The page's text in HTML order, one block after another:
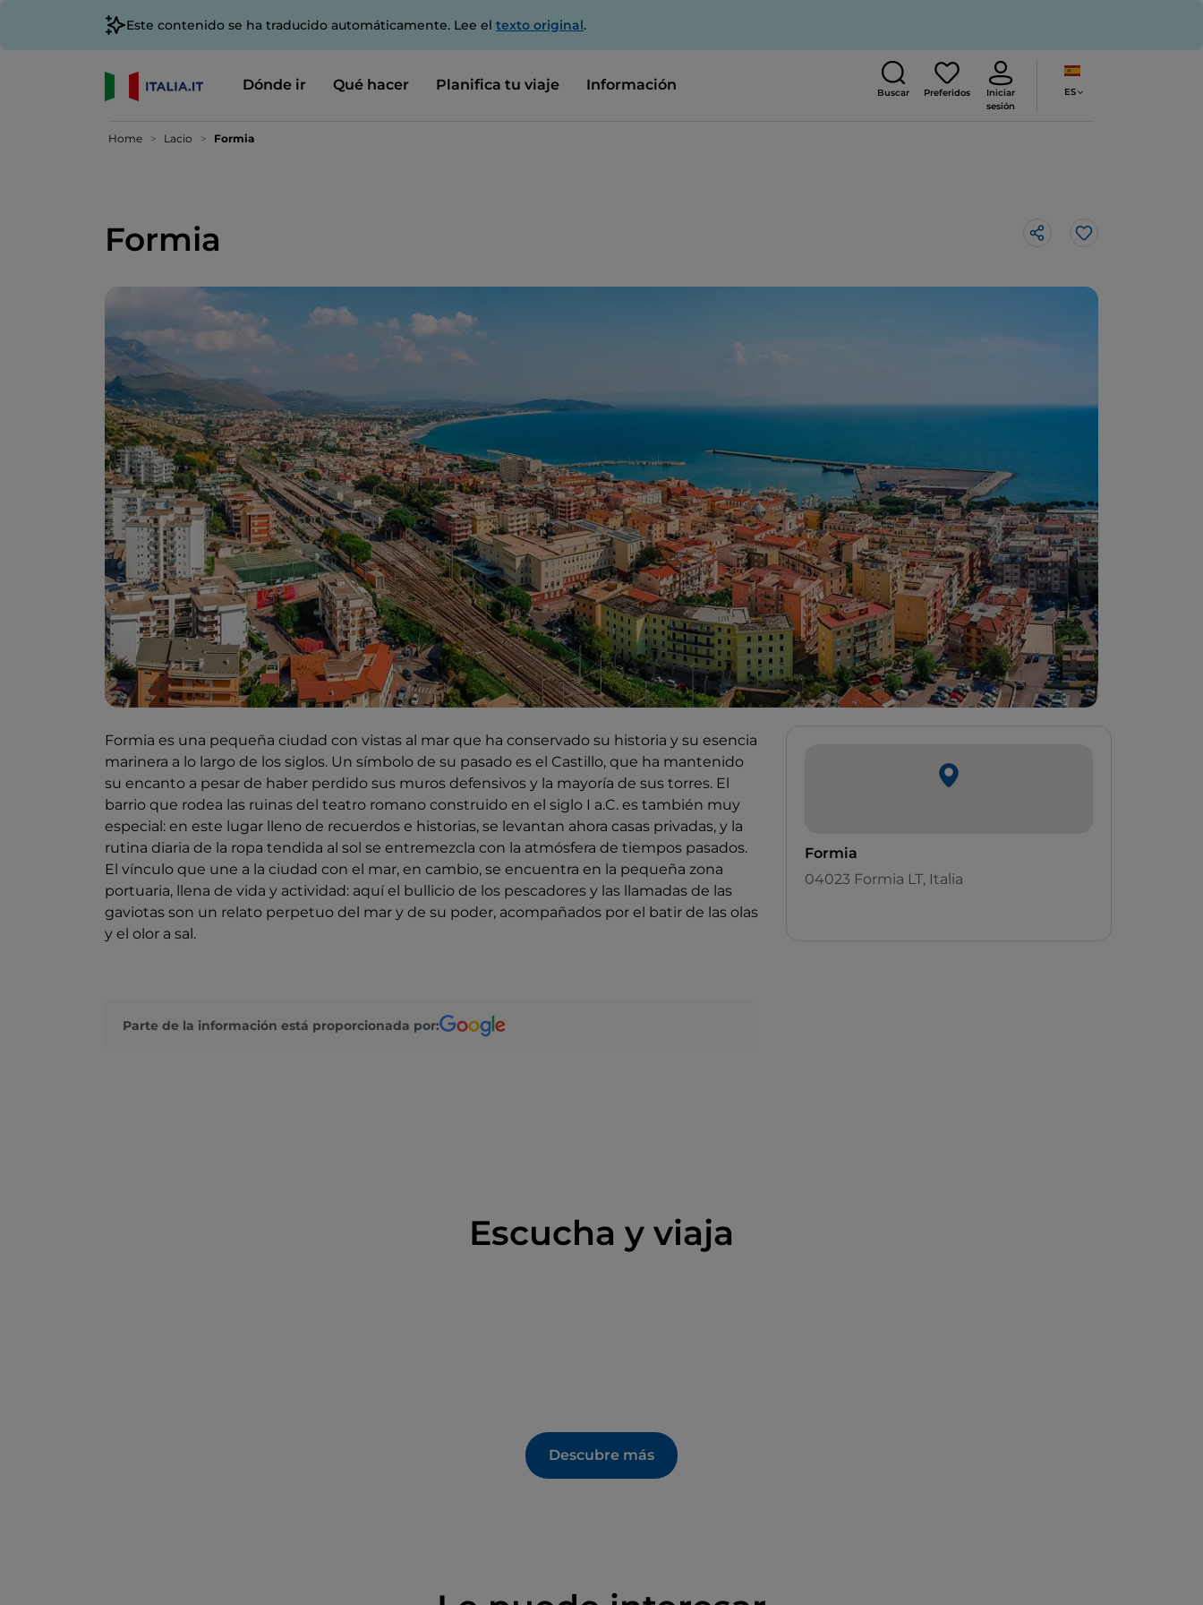
Este contenido se ha traducido automáticamente. Lee el texto original.
Dónde ir Qué hacer Planifica tu viaje Información Buscar Preferidos
Iniciar
sesión
ES
Home Lacio Formia
Formia Me gusta
Formia es una pequeña ciudad con vistas al mar que ha conservado su historia y su esencia
marinera a lo largo de los siglos. Un símbolo de su pasado es el Castillo, que ha mantenido
su encanto a pesar de haber perdido sus muros defensivos y la mayoría de sus torres. El
barrio que rodea las ruinas del teatro romano construido en el siglo I a.C. es también muy
especial: en este lugar lleno de recuerdos e historias, se levantan ahora casas privadas, y la
rutina diaria de la ropa tendida al sol se entremezcla con la atmósfera de tiempos pasados.
El vínculo que une a la ciudad con el mar, en cambio, se encuentra en la pequeña zona
portuaria, llena de vida y actividad: aquí el bullicio de los pescadores y las llamadas de las
gaviotas son un relato perpetuo del mar y de su poder, acompañados por el batir de las olas
y el olor a sal.
Parte de la información está proporcionada por:
Formia
04023 Formia LT, Italia
Escucha y viaja
Descubre más